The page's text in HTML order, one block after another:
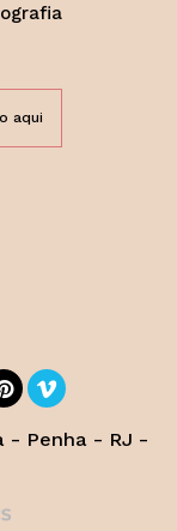
aqui
- Penha - RJ -